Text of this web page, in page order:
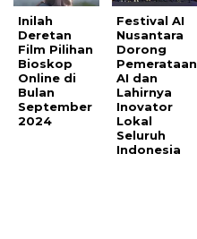
Inilah
Deretan
Film Pilihan
Bioskop
Online di
Bulan
September
2024
Festival AI
Nusantara
Dorong
Pemerataan
AI dan
Lahirnya
Inovator
Lokal
Seluruh
Indonesia